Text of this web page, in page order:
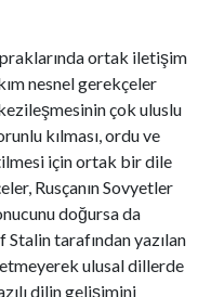
ortak iletişim
nesnel gerekçeler
çok uluslu
kılması, ordu ve
için ortak bir dile
Rusçanın Sovyetler
doğursa da
tarafından yazılan
ulusal dillerde
dilin gelişimini